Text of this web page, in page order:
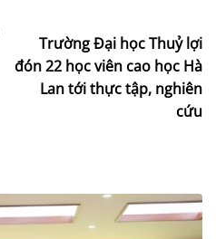
Trường Đại học Thuỷ lợi
đón 22 học viên cao học Hà
Lan tới thực tập, nghiên
cứu